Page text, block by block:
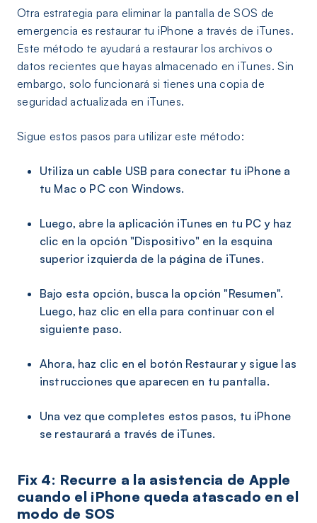
Otra estrategia para eliminar la pantalla de SOS de
emergencia es restaurar tu iPhone a través de iTunes.
Este método te ayudará a restaurar los archivos o
datos recientes que hayas almacenado en iTunes. Sin
embargo, solo funcionará si tienes una copia de
seguridad actualizada en iTunes.
Sigue estos pasos para utilizar este método:
Utiliza un cable USB para conectar tu iPhone a
tu Mac o PC con Windows.
Luego, abre la aplicación iTunes en tu PC y haz
clic en la opción "Dispositivo" en la esquina
superior izquierda de la página de iTunes.
Bajo esta opción, busca la opción "Resumen".
Luego, haz clic en ella para continuar con el
siguiente paso.
Ahora, haz clic en el botón Restaurar y sigue las
instrucciones que aparecen en tu pantalla.
Una vez que completes estos pasos, tu iPhone
se restaurará a través de iTunes.
Fix 4: Recurre a la asistencia de Apple
cuando el iPhone queda atascado en el
modo de SOS